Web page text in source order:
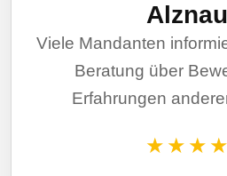
Viele Mandanten
Beratung über
Erfahrungen